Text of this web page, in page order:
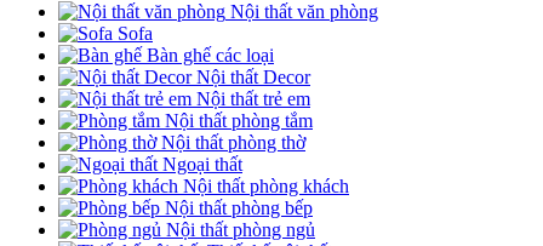
Nội thất văn phòng
Sofa
Bàn ghế các loại
Nội thất Decor
Nội thất trẻ em
Nội thất phòng tắm
Nội thất phòng thờ
Ngoại thất
Nội thất phòng khách
Nội thất phòng bếp
Nội thất phòng ngủ